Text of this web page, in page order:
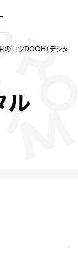
のコツDOOH（デジタル
ル